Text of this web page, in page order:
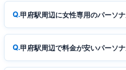
甲府駅周辺に女性専用のパーソ
甲府駅周辺で料金が安いパーソ